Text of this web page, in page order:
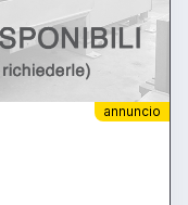
annuncio